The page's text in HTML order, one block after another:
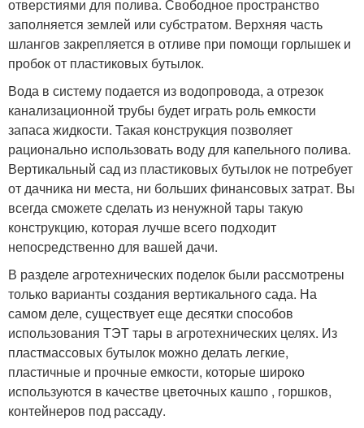
отверстиями для полива. Свободное пространство
заполняется землей или субстратом. Верхняя часть
шлангов закрепляется в отливе при помощи горлышек и
пробок от пластиковых бутылок.
Вода в систему подается из водопровода, а отрезок
канализационной трубы будет играть роль емкости
запаса жидкости. Такая конструкция позволяет
рационально использовать воду для капельного полива.
Вертикальный сад из пластиковых бутылок не потребует
от дачника ни места, ни больших финансовых затрат. Вы
всегда сможете сделать из ненужной тары такую
конструкцию, которая лучше всего подходит
непосредственно для вашей дачи.
В разделе агротехнических поделок были рассмотрены
только варианты создания вертикального сада. На
самом деле, существует еще десятки способов
использования ТЭТ тары в агротехнических целях. Из
пластмассовых бутылок можно делать легкие,
пластичные и прочные емкости, которые широко
используются в качестве цветочных кашпо , горшков,
контейнеров под рассаду.